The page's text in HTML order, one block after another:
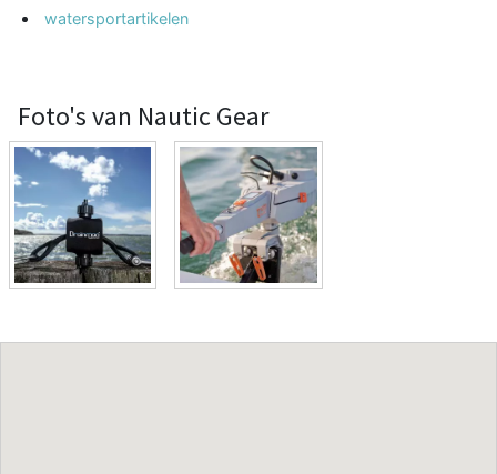
watersportartikelen
Foto's van Nautic Gear